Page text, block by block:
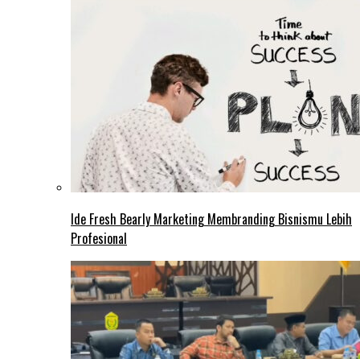
Ide Fresh Bearly Marketing Membranding Bisnismu Lebih
Profesional